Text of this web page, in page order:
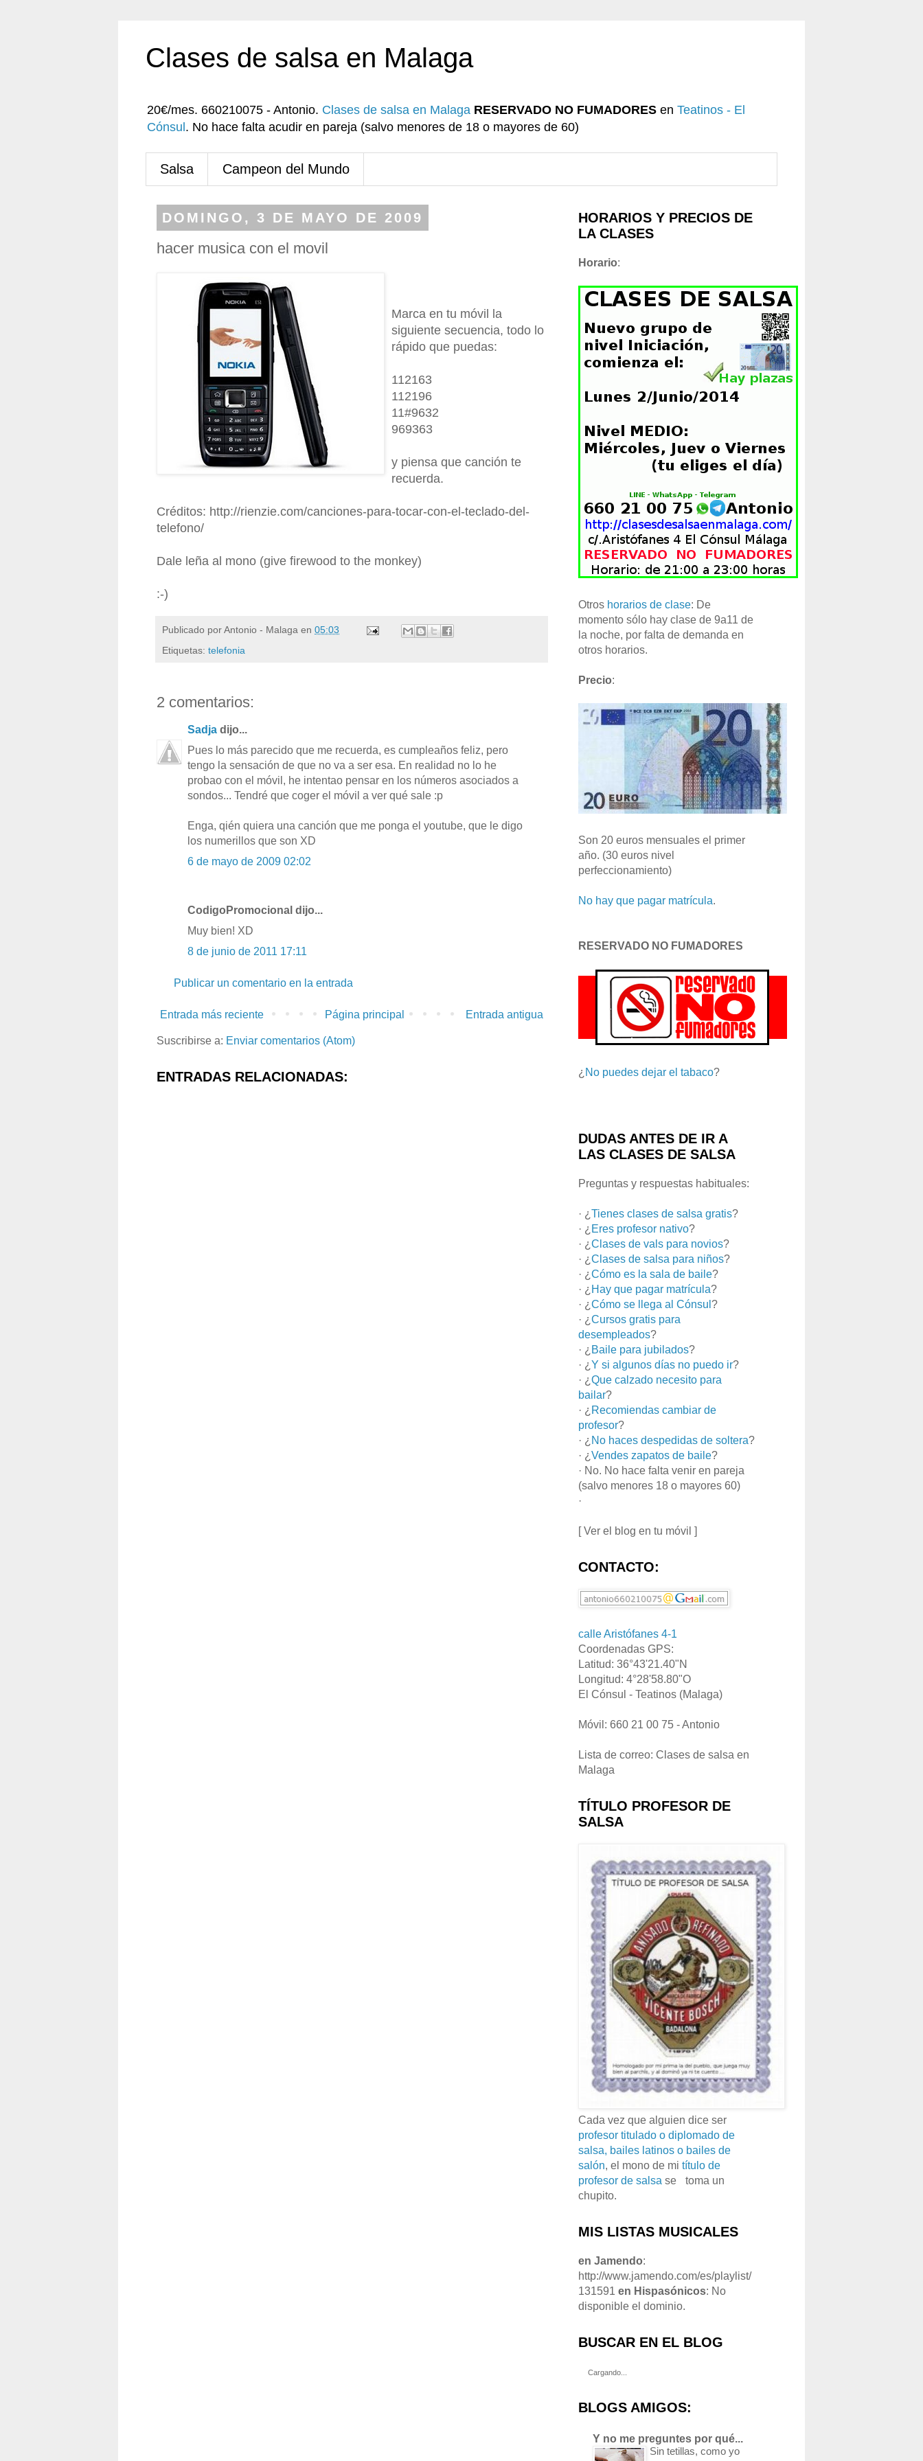
Clases de salsa en Malaga
20€/mes. 660210075 - Antonio. Clases de salsa en Malaga RESERVADO NO FUMADORES en Teatinos - El
Cónsul . No hace falta acudir en pareja (salvo menores de 18 o mayores de 60)
Salsa Campeon del Mundo
DOMINGO, 3 DE MAYO DE 2009
hacer musica con el movil
Marca en tu móvil la
siguiente secuencia, todo lo
rápido que puedas:
112163
112196
11#9632
969363
y piensa que canción te
recuerda.
Créditos: http://rienzie.com/canciones-para-tocar-con-el-teclado-del-
telefono/
Dale leña al mono (give firewood to the monkey)
:-)
Publicado porAntonio - Malaga en 05:03
Etiquetas: telefonia
2 comentarios:
Sadja dijo...
Pues lo más parecido que me recuerda, es cumpleaños feliz, pero
tengo la sensación de que no va a ser esa. En realidad no lo he
probao con el móvil, he intentao pensar en los números asociados a
sondos... Tendré que coger el móvil a ver qué sale :p
Enga, qién quiera una canción que me ponga el youtube, que le digo
los numerillos que son XD
6 de mayo de 2009 02:02
CodigoPromocional dijo...
Muy bien! XD
8 de junio de 2011 17:11
Publicar un comentario en la entrada
Entrada más reciente Entrada antigua
Página principal
Suscribirse a: Enviar comentarios (Atom)
ENTRADAS RELACIONADAS:
HORARIOS Y PRECIOS DE
LA CLASES
Horario:
Otros horarios de clase: De
momento sólo hay clase de 9a11 de
la noche, por falta de demanda en
otros horarios.
Precio:
Son 20 euros mensuales el primer
año. (30 euros nivel
perfeccionamiento)
No hay que pagar matrícula.
RESERVADO NO FUMADORES
¿ No puedes dejar el tabaco?
DUDAS ANTES DE IR A
LAS CLASES DE SALSA
Preguntas y respuestas habituales:
· ¿ Tienes clases de salsa gratis?
· ¿ Eres profesor nativo?
· ¿ Clases de vals para novios?
· ¿ Clases de salsa para niños?
· ¿ Cómo es la sala de baile?
· ¿ Hay que pagar matrícula?
· ¿ Cómo se llega al Cónsul ?
· ¿ Cursos gratis para
desempleados?
· ¿ Baile para jubilados?
· ¿ Y si algunos días no puedo ir?
· ¿ Que calzado necesito para
bailar?
· ¿ Recomiendas cambiar de
profesor?
· ¿ No haces despedidas de soltera?
· ¿ Vendes zapatos de baile?
· No. No hace falta venir en pareja
(salvo menores 18 o mayores 60)
·
[ Ver el blog en tu móvil ]
CONTACTO:
calle Aristófanes 4-1
Coordenadas GPS:
Latitud: 36°43'21.40"N
Longitud: 4°28'58.80"O
El Cónsul - Teatinos (Malaga)
Móvil: 660 21 00 75 - Antonio
Lista de correo: Clases de salsa en
Malaga
TÍTULO PROFESOR DE
SALSA
Cada vez que alguien dice ser
profesor titulado o diplomado de
salsa, bailes latinos o bailes de
salón, el mono de mi título de
profesor de salsa se
toma un
chupito.
MIS LISTAS MUSICALES
en Jamendo:
http://www.jamendo.com/es/playlist/
131591 en Hispasónicos: No
disponible el dominio.
BUSCAR EN EL BLOG
Cargando...
BLOGS AMIGOS:
Y no me preguntes por qué...
Sin tetillas, como yo